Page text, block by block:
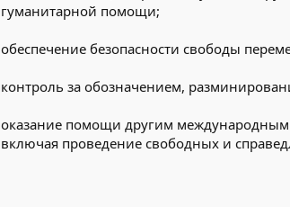
гуманитарной помощи;
обеспечение безопасности свободы
контроль за обозначением,
оказание помощи другим международным
включая проведение свободных и